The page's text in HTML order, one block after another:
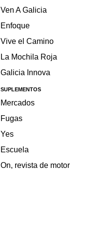
Ven A Galicia
Enfoque
Vive el Camino
La Mochila Roja
Galicia Innova
SUPLEMENTOS
Mercados
Fugas
Yes
Escuela
On, revista de motor